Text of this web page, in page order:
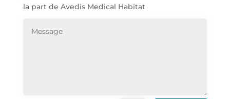
la part de Avedis Medical Habitat